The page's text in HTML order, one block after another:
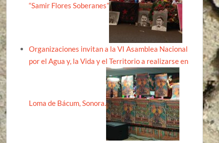
“Samir Flores Soberanes”
Organizaciones invitan a la VI Asamblea Nacional
por el Agua y, la Vida y el Territorio a realizarse en
Loma de Bácum, Sonora.